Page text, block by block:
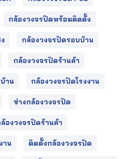
กล้องวงจรปิดพร้อมติดตั้ง
กล้องวงจรปิดรอบบ้าน
กล้องวงจรปิดร้านค้า
าน กล้องวงจรปิดโรงงาน
ช่างกล้องวงจรปิด
องวงจรปิดร้านค้า
าน ติดตั้งกล้องวงจรปิด